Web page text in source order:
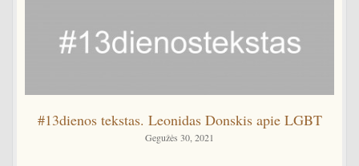
#13dienos tekstas. Leonidas Donskis apie LGBT
Gegužės 30, 2021